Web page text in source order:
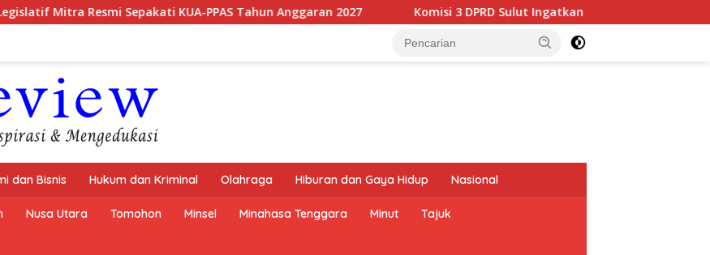
KUA-PPAS Tahun Anggaran 2027 Komisi 3 DPRD Sulut Ingatkan Dinas PUPR Prioritaskan Rehabilitasi Irigasi
dan Bisnis Hukum dan Kriminal Olahraga Hiburan dan Gaya Hidup Nasional
Nusa Utara Tomohon Minsel Minahasa Tenggara Minut Tajuk